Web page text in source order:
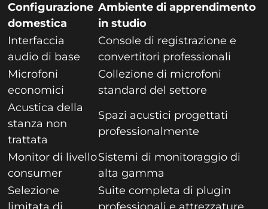
Configurazione
domestica
Ambiente di apprendimento
in studio
Interfaccia
audio di base
Console di registrazione e
convertitori professionali
Microfoni
economici
Collezione di microfoni
standard del settore
Acustica della
stanza non
trattata
Spazi acustici progettati
professionalmente
Monitor di livello
consumer
Sistemi di monitoraggio di
alta gamma
Selezione
Suite completa di plugin